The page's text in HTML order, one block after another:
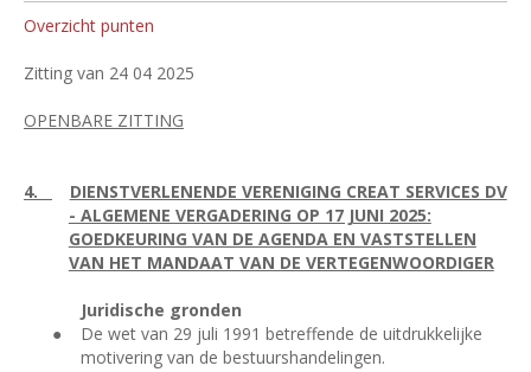
Overzicht punten
Zitting van 24 04 2025
OPENBARE ZITTING
4.
DIENSTVERLENENDE VERENIGING CREAT SERVICES DV
- ALGEMENE VERGADERING OP 17 JUNI 2025:
GOEDKEURING VAN DE AGENDA EN VASTSTELLEN
VAN HET MANDAAT VAN DE VERTEGENWOORDIGER
Juridische gronden
●
De wet van 29 juli 1991 betreffende de uitdrukkelijke
motivering van de bestuurshandelingen.